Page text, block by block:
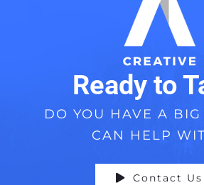
Ready to
DO YOU HAVE A
CAN HELP
Contact Us